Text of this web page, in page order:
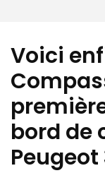
Voici
bord de